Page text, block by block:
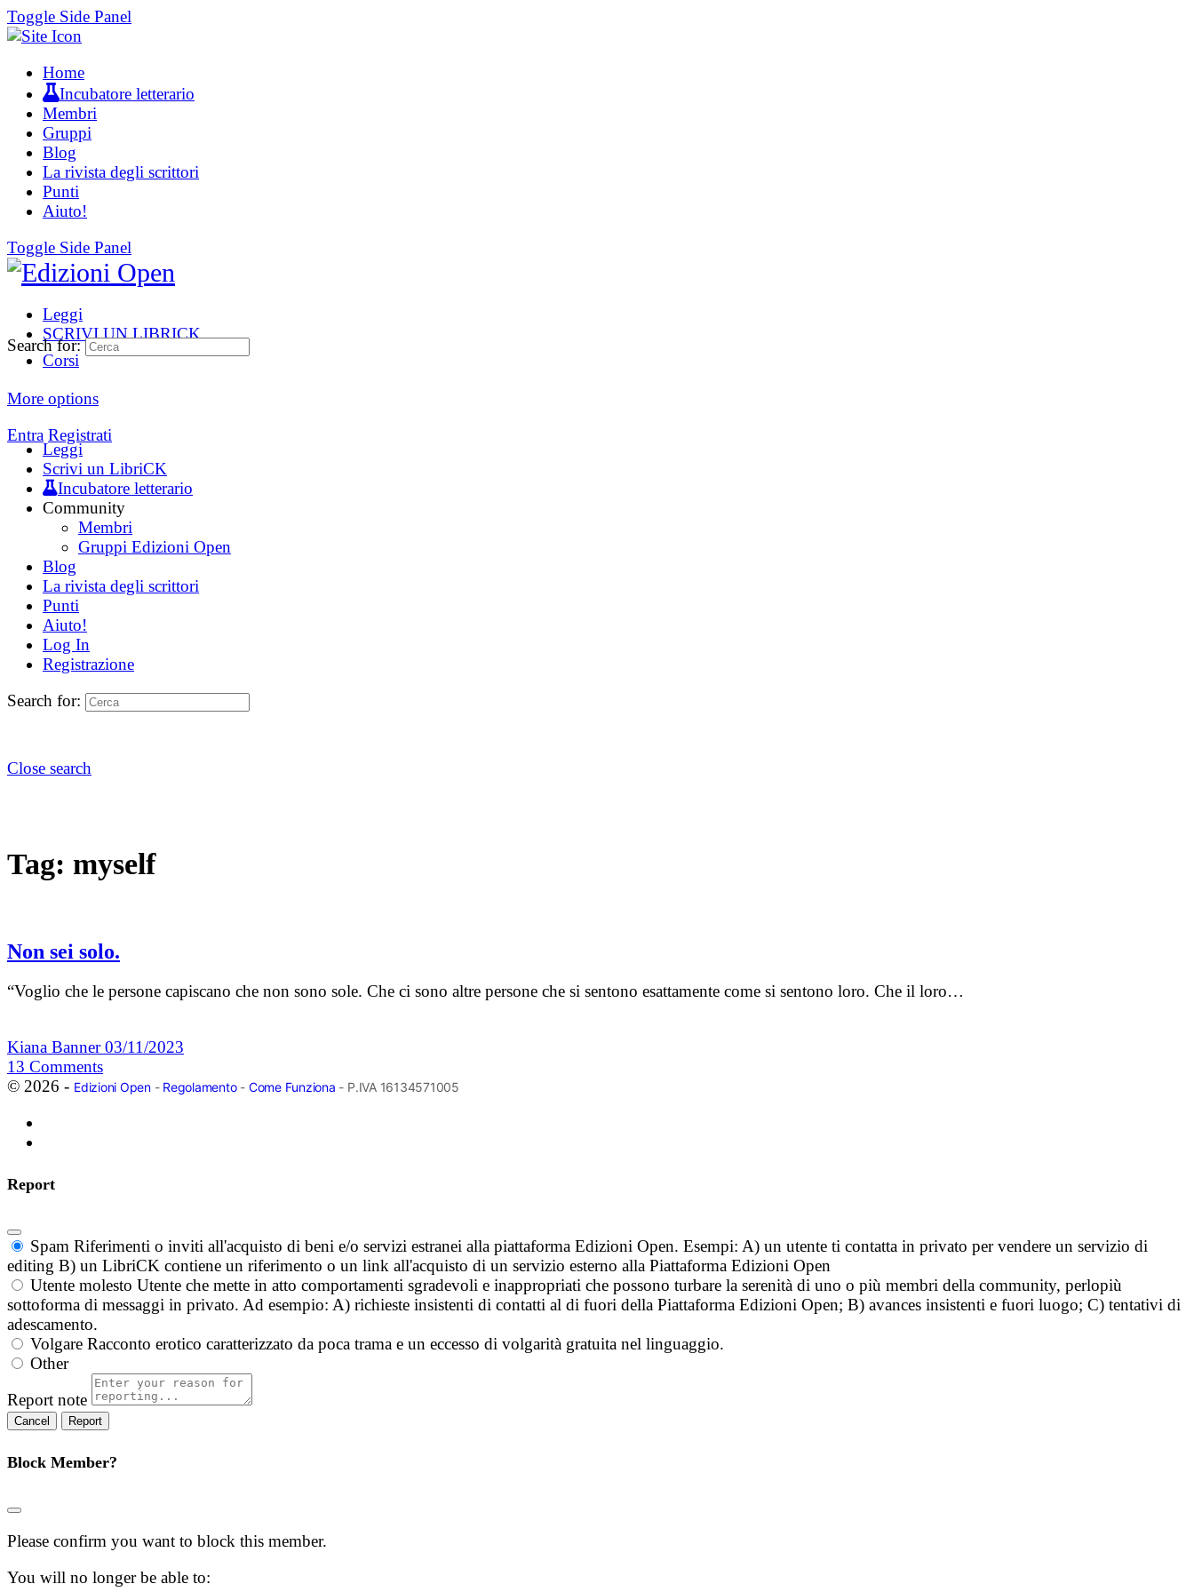
Toggle Side Panel
Home
Incubatore letterario
Membri
Gruppi
Blog
La rivista degli scrittori
Punti
Aiuto!
Toggle Side Panel
Leggi
SCRIVI UN LIBRICK
Corsi
More options
Entra Registrati
Search for:
Leggi
Scrivi un LibriCK
Incubatore letterario
Community
Membri
Gruppi Edizioni Open
Blog
La rivista degli scrittori
Punti
Aiuto!
Log In
Registrazione
Search for:
Close search
Tag: myself
Non sei solo.
“Voglio che le persone capiscano che non sono sole. Che ci sono altre persone che si sentono esattamente come si sentono loro. Che il loro…
Kiana Banner03/11/2023
13 Comments
© 2026 - Edizioni Open- Regolamento- Come Funziona - P.IVA 16134571005
Report
Spam Riferimenti o inviti all'acquisto di beni e/o servizi estranei alla piattaforma Edizioni Open. Esempi: A) un utente ti contatta in privato per vendere un servizio di
editing B) un LibriCK contiene un riferimento o un link all'acquisto di un servizio esterno alla Piattaforma Edizioni Open
Utente molesto Utente che mette in atto comportamenti sgradevoli e inappropriati che possono turbare la serenità di uno o più membri della community, perlopiù
sottoforma di messaggi in privato. Ad esempio: A) richieste insistenti di contatti al di fuori della Piattaforma Edizioni Open; B) avances insistenti e fuori luogo; C) tentativi di
adescamento.
Volgare Racconto erotico caratterizzato da poca trama e un eccesso di volgarità gratuita nel linguaggio.
Other
Report note
Report
Block Member?
Please confirm you want to block this member.
You will no longer be able to: